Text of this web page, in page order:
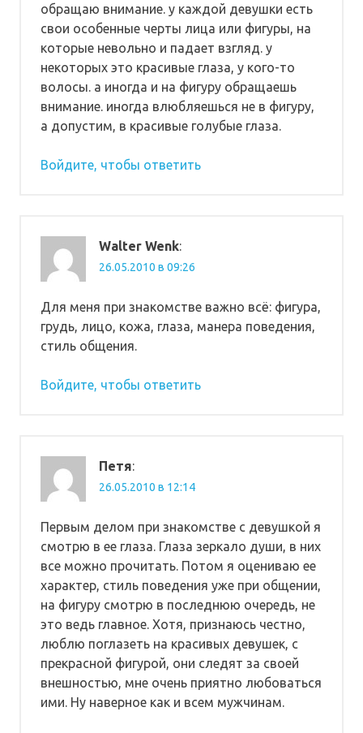
обращаю внимание. у каждой девушки есть
свои особенные черты лица или фигуры, на
которые невольно и падает взгляд. у
некоторых это красивые глаза, у кого-то
волосы. а иногда и на фигуру обращаешь
внимание. иногда влюбляешься не в фигуру,
а допустим, в красивые голубые глаза.
Войдите, чтобы ответить
Walter Wenk:
26.05.2010 в 09:26
Для меня при знакомстве важно всё: фигура,
грудь, лицо, кожа, глаза, манера поведения,
стиль общения.
Войдите, чтобы ответить
Петя:
26.05.2010 в 12:14
Первым делом при знакомстве с девушкой я
смотрю в ее глаза. Глаза зеркало души, в них
все можно прочитать. Потом я оцениваю ее
характер, стиль поведения уже при общении,
на фигуру смотрю в последнюю очередь, не
это ведь главное. Хотя, признаюсь честно,
люблю поглазеть на красивых девушек, с
прекрасной фигурой, они следят за своей
внешностью, мне очень приятно любоваться
ими. Ну наверное как и всем мужчинам.